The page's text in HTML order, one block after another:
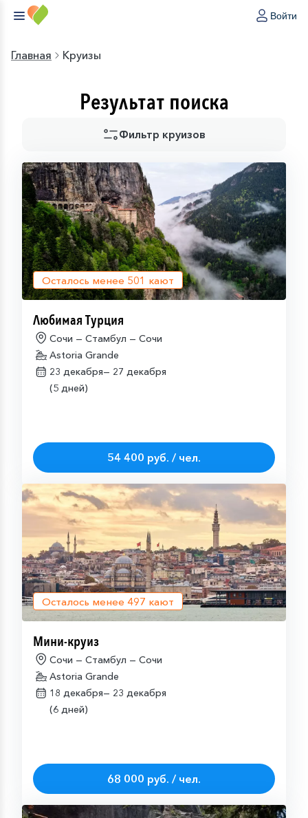
Войти
Главная Круизы
Результат поиска
Фильтр круизов
Осталось менее 501 кают
Любимая Турция
Сочи — Стамбул — Сочи
Astoria Grande
23 декабря— 27 декабря
(5 дней)
54 400 руб. / чел.
Осталось менее 497 кают
Мини-круиз
Сочи — Стамбул — Сочи
Astoria Grande
18 декабря— 23 декабря
(6 дней)
68 000 руб. / чел.